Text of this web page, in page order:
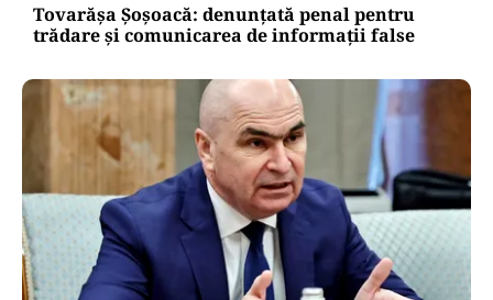
Tovarășa Șoșoacă: denunțată penal pentru
trădare și comunicarea de informații false